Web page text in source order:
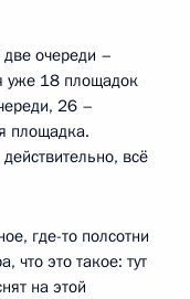
очереди –
уже 18 площадок
26 –
площадка.
всё
где-то полсотни
что это такое: тут
на этой